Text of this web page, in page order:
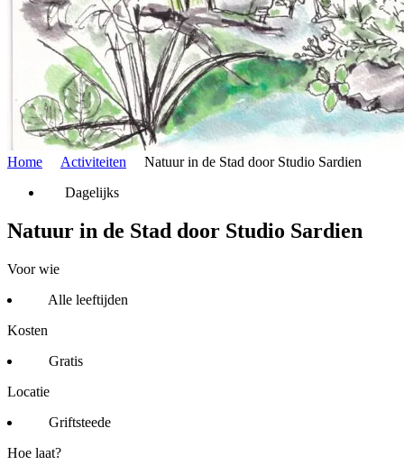
Home Activiteiten
Natuur in de Stad door Studio Sardien
Dagelijks
Natuur in de Stad door Studio Sardien
Voor wie
Alle leeftijden
Kosten
Gratis
Locatie
Griftsteede
Hoe laat?